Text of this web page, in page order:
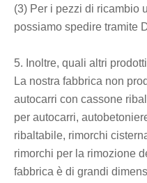
(3) Per i pezzi di ricambio
possiamo spedire tramite
5. Inoltre, quali altri
La nostra fabbrica non
autocarri con cassone
per autocarri,
ribaltabile, rimorchi
rimorchi per la rimozione
fabbrica è di grandi